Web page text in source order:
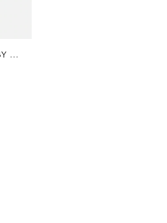
BETTER WORLD FRAGRANCE HOUSE BY DRAKE